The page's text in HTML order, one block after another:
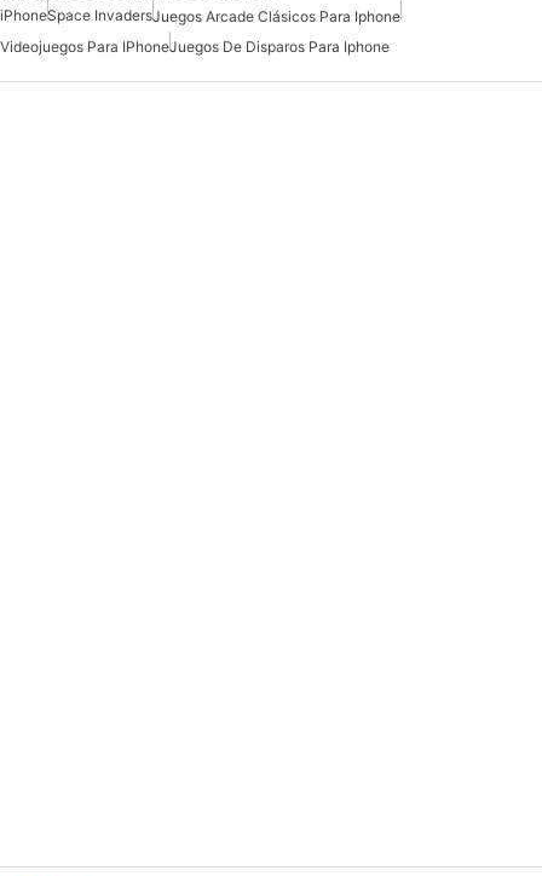
iPhoneSpace InvadersJuegos Arcade Clásicos Para Iphone
Videojuegos Para IPhoneJuegos De Disparos Para Iphone